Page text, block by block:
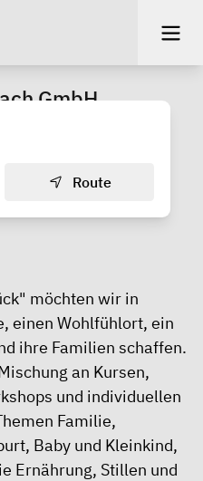
GmbH
Route
möchten wir in
einen Wohlfühlort, ein
ihre Familien schaffen.
an Kursen,
und individuellen
Familie,
Baby und Kleinkind,
Ernährung, Stillen und